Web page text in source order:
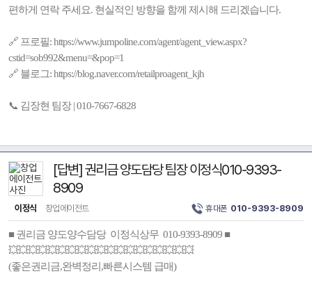
편하게 연락 주세요. 현실적인 방향을 함께 제시해 드리겠습니다.
🔗 프로필: https://www.jumpoline.com/agent/agent_view.aspx?
cstid=sob992&menu=&pop=1
🔗 블로그: https://blog.naver.com/retailproagent_kjh
📞 김장현 팀장 | 010-7667-6828
[답변] 권리금 양도담당 팀장 이정식010-9393-
8909
이정식 창업에이전트 휴대폰 010-9393-8909
■ 권리금 양도양수담당 이정식상무 010-9393-8909 ■
💥💥💥💥💥💥💥💥💥💥💥💥💥💥💥💥💥💥💥
(좋은권리금,완벽정리,빠른시스템 급매)